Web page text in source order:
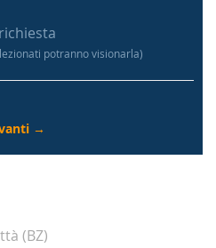
potranno visionarla)
(BZ)